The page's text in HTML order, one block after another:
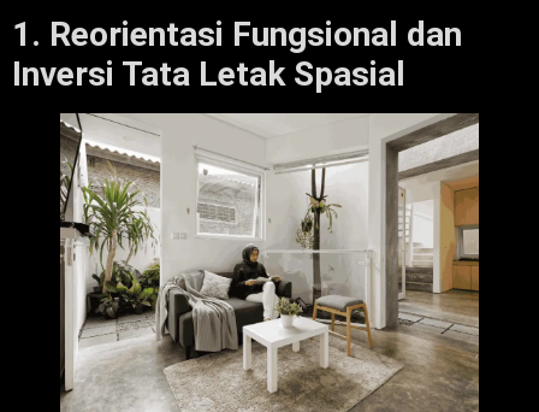
1. Reorientasi Fungsional dan
Inversi Tata Letak Spasial